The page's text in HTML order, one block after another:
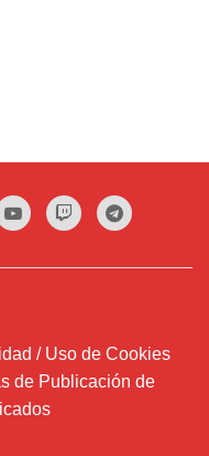
/ Uso de Cookies
de Publicación de